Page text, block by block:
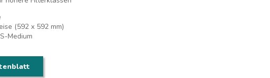
(592 x 592 mm)
Medium